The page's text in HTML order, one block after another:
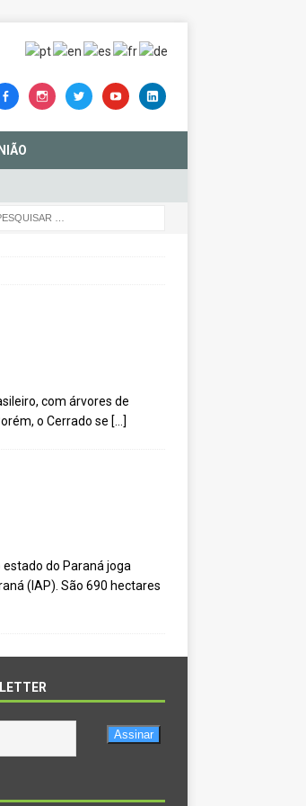
com árvores de
o Cerrado se […]
estado do Paraná joga
(IAP). São 690 hectares
Assinar